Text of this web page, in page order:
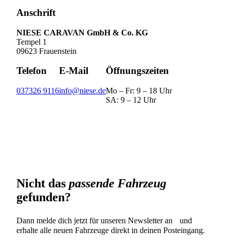
Anschrift
NIESE CARAVAN GmbH & Co. KG
Tempel 1
09623 Frauenstein
Telefon
037326 9116
E-Mail
info@niese.de
Öffnungszeiten
Mo – Fr: 9 – 18 Uhr
SA: 9 – 12 Uhr
Nicht das passende Fahrzeug
gefunden?
Dann melde dich jetzt für unseren Newsletter an und
erhalte alle neuen Fahrzeuge direkt in deinen Posteingang.